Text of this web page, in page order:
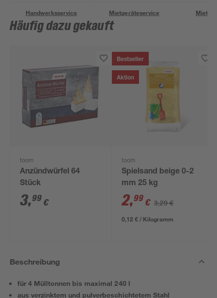
Handwerksservice Mietgeräteservice
Häufig dazu gekauft
toom
Anzündwürfel 64
Stück
3,99 €
Bestseller
Aktion
toom
Spielsand beige 0-2
mm 25 kg
2,99 € 3,29 €
0,12 € / Kilogramm
Beschreibung
für 4 Mülltonnen bis maximal 240 l
aus verzinktem und pulverbeschichtetem Stahl